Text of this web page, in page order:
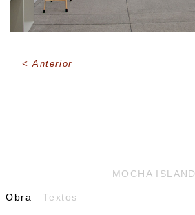
MOCHA ISLAND
Obra Textos
Anterior